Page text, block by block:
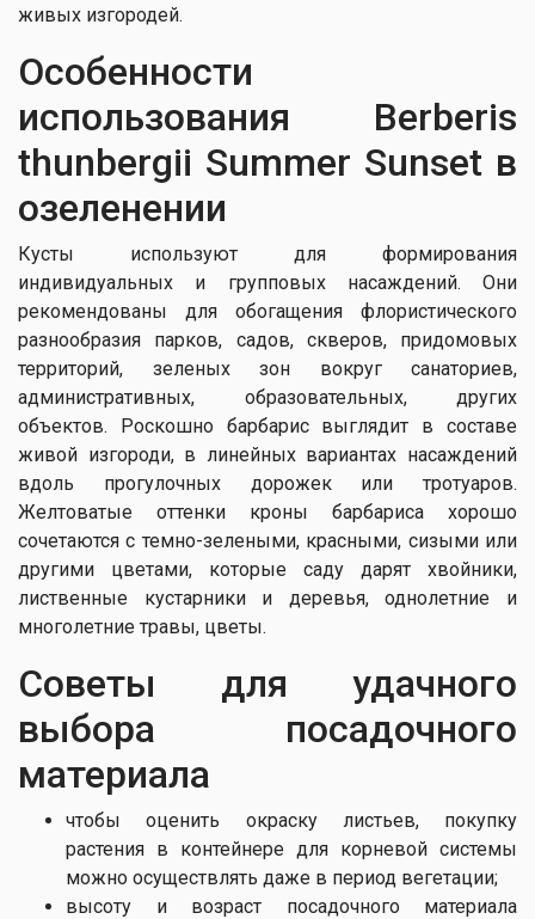
живых изгородей.
Особенности
использования Berberis
thunbergii Summer Sunset в
озеленении
Кусты используют для формирования
индивидуальных и групповых насаждений. Они
рекомендованы для обогащения флористического
разнообразия парков, садов, скверов, придомовых
территорий, зеленых зон вокруг санаториев,
административных, образовательных, других
объектов. Роскошно барбарис выглядит в составе
живой изгороди, в линейных вариантах насаждений
вдоль прогулочных дорожек или тротуаров.
Желтоватые оттенки кроны барбариса хорошо
сочетаются с темно-зелеными, красными, сизыми или
другими цветами, которые саду дарят хвойники,
лиственные кустарники и деревья, однолетние и
многолетние травы, цветы.
Советы для удачного
выбора посадочного
материала
чтобы оценить окраску листьев, покупку
растения в контейнере для корневой системы
можно осуществлять даже в период вегетации;
высоту и возраст посадочного материала